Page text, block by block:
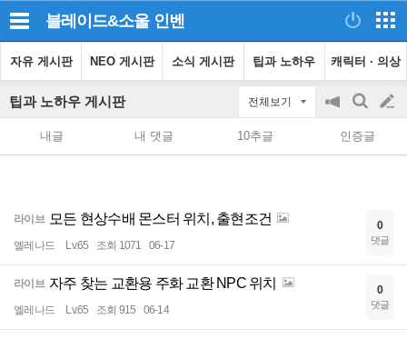
블레이드&소울 인벤
자유 게시판 NEO 게시판 소식 게시판 팁과 노하우 캐릭터 · 의상
팁과 노하우 게시판 전체보기
공
on/off
검
색
글
쓰
내글 내 댓글 10추글 인증글
라이브 모든 현상수배 몬스터 위치, 출현조건
엘레나드 Lv.65 조회 1071 06-17
0
댓글
라이브 자주 찾는 교환용 주화 교환 NPC 위치
엘레나드 Lv.65 조회 915 06-14
0
댓글